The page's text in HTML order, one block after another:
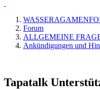
Forum
ALLGEMEINE
Ankündigungen und
Tapatalk